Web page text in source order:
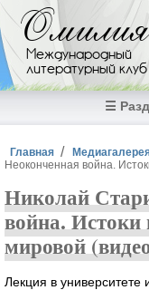
Перейти к основному
Омилия
Международный
литературный клуб
☰
Вы здесь
Главная
Неоконченная война.
Николай
война.
мировой
Лекция в университете